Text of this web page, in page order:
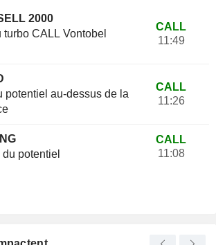
2000
turbo CALL Vontobel
CALL
11:49
potentiel au-dessus de la
CALL
11:26
potentiel
CALL
11:08